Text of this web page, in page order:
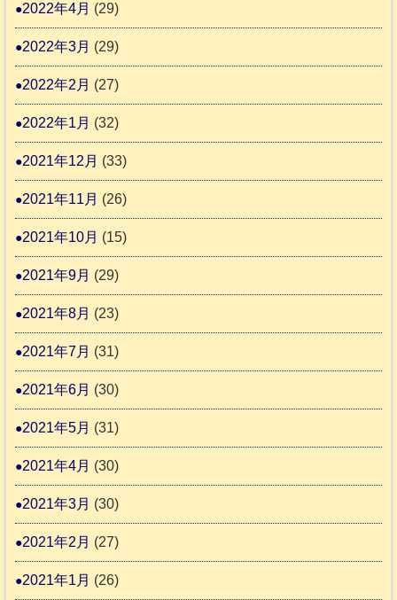
2022年4月 (29)
2022年3月 (29)
2022年2月 (27)
2022年1月 (32)
2021年12月 (33)
2021年11月 (26)
2021年10月 (15)
2021年9月 (29)
2021年8月 (23)
2021年7月 (31)
2021年6月 (30)
2021年5月 (31)
2021年4月 (30)
2021年3月 (30)
2021年2月 (27)
2021年1月 (26)